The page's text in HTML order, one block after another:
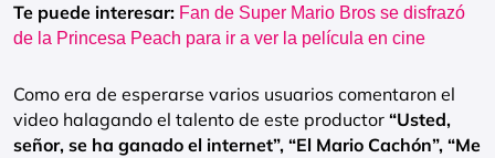
Te puede interesar: Fan de Super Mario Bros se disfrazó
de la Princesa Peach para ir a ver la película en cine
Como era de esperarse varios usuarios comentaron el
video halagando el talento de este productor “Usted,
señor, se ha ganado el internet”, “El Mario Cachón”, “Me